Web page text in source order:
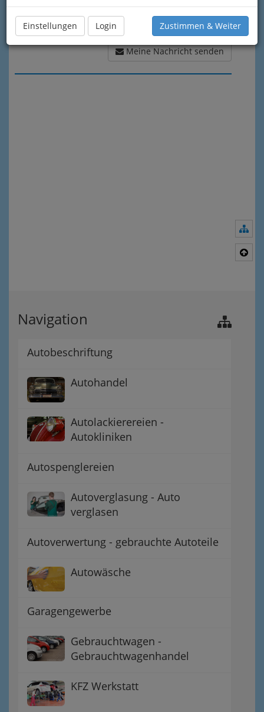
Einstellungen Login Zustimmen & Weiter
Meine Nachricht senden
Navigation
Autobeschriftung
Autohandel
Autolackierereien -
Autokliniken
Autospenglereien
Autoverglasung - Auto
verglasen
Autoverwertung - gebrauchte Autoteile
Autowäsche
Garagengewerbe
Gebrauchtwagen -
Gebrauchtwagenhandel
KFZ Werkstatt